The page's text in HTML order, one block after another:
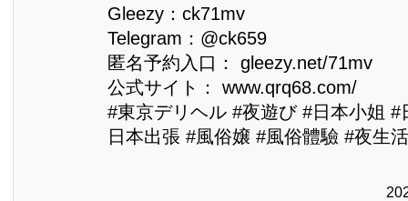
Gleezy：ck71mv
Telegram：@ck659
匿名予約入口： gleezy.net/71mv
公式サイト： www.qrq68.com/
#東京デリヘル #夜遊び #日本小姐 #
日本出張 #風俗嬢 #風俗體驗 #夜生